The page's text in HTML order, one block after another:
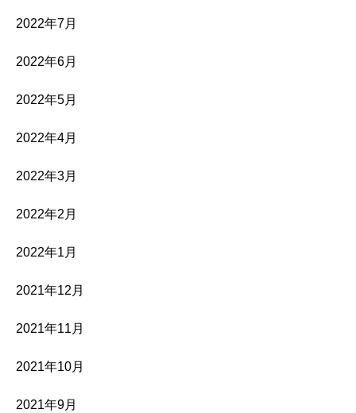
2022年7月
2022年6月
2022年5月
2022年4月
2022年3月
2022年2月
2022年1月
2021年12月
2021年11月
2021年10月
2021年9月